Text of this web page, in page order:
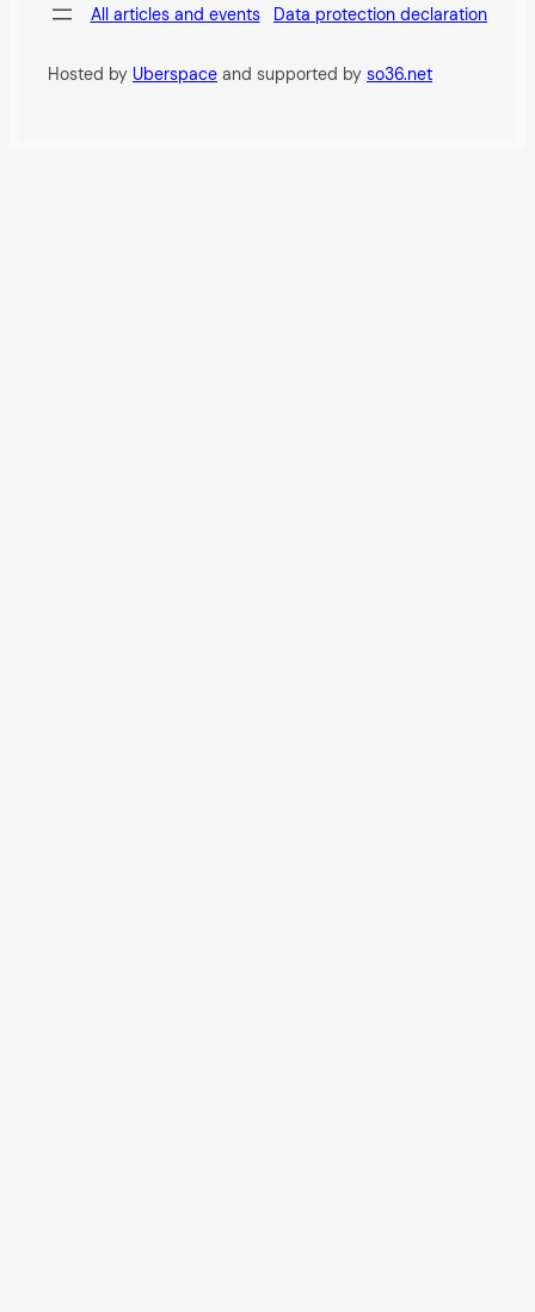
All articles and events Data protection declaration
Hosted by Uberspace and supported by so36.net